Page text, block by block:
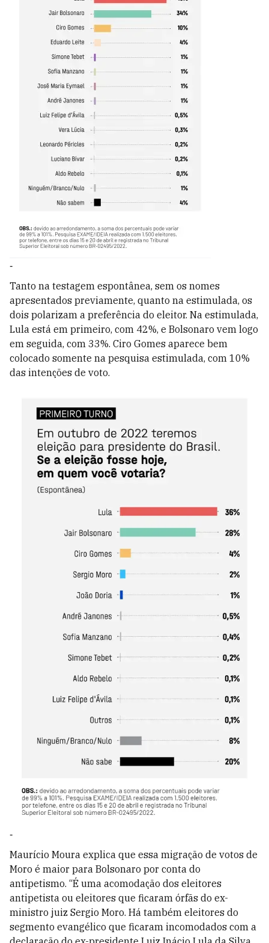
-
Tanto na testagem espontânea, sem os nomes
apresentados previamente, quanto na estimulada, os
dois polarizam a preferência do eleitor. Na estimulada,
Lula está em primeiro, com 42%, e Bolsonaro vem logo
em seguida, com 33%. Ciro Gomes aparece bem
colocado somente na pesquisa estimulada, com 10%
das intenções de voto.
-
Maurício Moura explica que essa migração de votos de
Moro é maior para Bolsonaro por conta do
antipetismo. “É uma acomodação dos eleitores
antipetista ou eleitores que ficaram órfãs do ex-
ministro juiz Sergio Moro. Há também eleitores do
segmento evangélico que ficaram incomodados com a